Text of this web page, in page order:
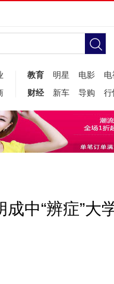
教育 明星 电影
财经
新车 导购 行
中“辨症”大